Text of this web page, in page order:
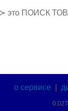
≻ это ПОИСК
о сервисе